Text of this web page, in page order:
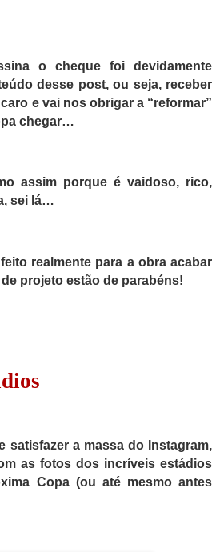
o cheque foi devidamente
desse post, ou seja, receber
e vai nos obrigar a “reformar”
chegar…
assim porque é vaidoso, rico,
sei lá…
realmente para a obra acabar
projeto estão de parabéns!
satisfazer a massa do Instagram,
as fotos dos incríveis estádios
Copa (ou até mesmo antes